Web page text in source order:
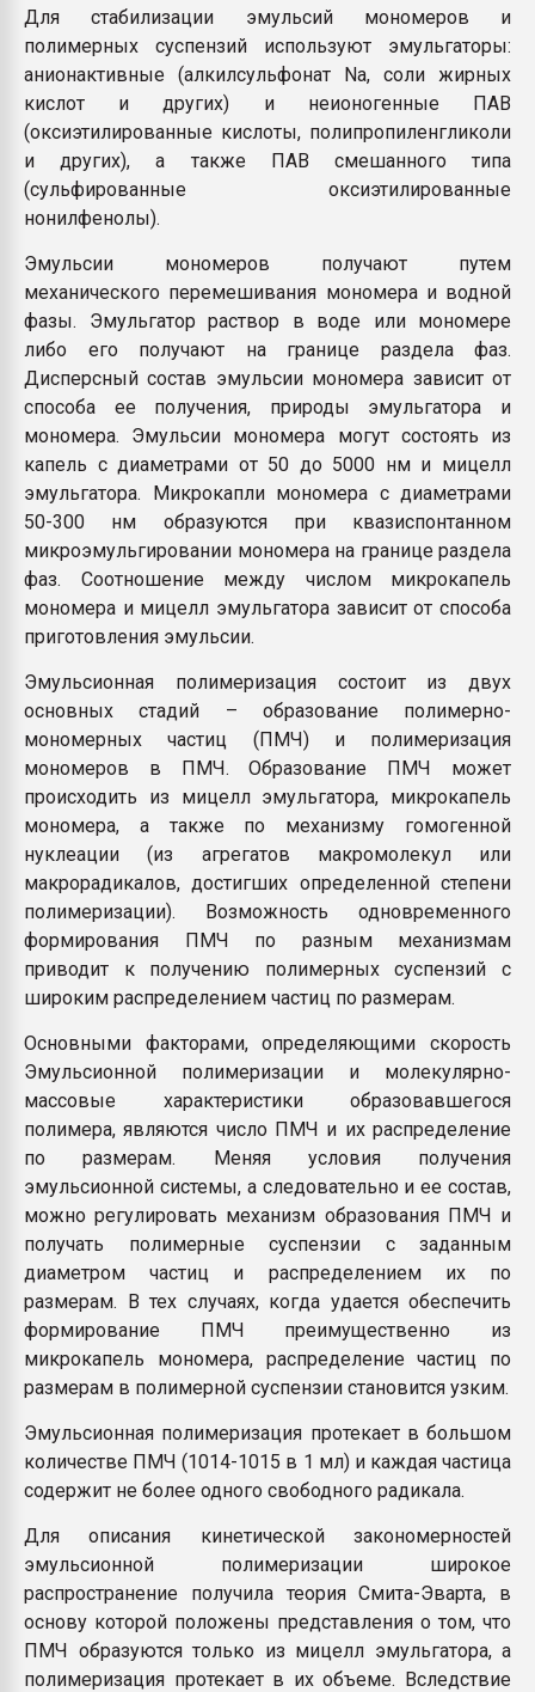
Для стабилизации эмульсий мономеров и
полимерных суспензий используют эмульгаторы:
анионактивные (алкилсульфонат Na, соли жирных
кислот и других) и неионогенные ПАВ
(оксиэтилированные кислоты, полипропиленгликоли
и других), а также ПАВ смешанного типа
(сульфированные оксиэтилированные
нонилфенолы).
Эмульсии мономеров получают путем
механического перемешивания мономера и водной
фазы. Эмульгатор раствор в воде или мономере
либо его получают на границе раздела фаз.
Дисперсный состав эмульсии мономера зависит от
способа ее получения, природы эмульгатора и
мономера. Эмульсии мономера могут состоять из
капель с диаметрами от 50 до 5000 нм и мицелл
эмульгатора. Микрокапли мономера с диаметрами
50-300 нм образуются при квазиспонтанном
микроэмульгировании мономера на границе раздела
фаз. Соотношение между числом микрокапель
мономера и мицелл эмульгатора зависит от способа
приготовления эмульсии.
Эмульсионная полимеризация состоит из двух
основных стадий – образование полимерно-
мономерных частиц (ПМЧ) и полимеризация
мономеров в ПМЧ. Образование ПМЧ может
происходить из мицелл эмульгатора, микрокапель
мономера, а также по механизму гомогенной
нуклеации (из агрегатов макромолекул или
макрорадикалов, достигших определенной степени
полимеризации). Возможность одновременного
формирования ПМЧ по разным механизмам
приводит к получению полимерных суспензий с
широким распределением частиц по размерам.
Основными факторами, определяющими скорость
Эмульсионной полимеризации и молекулярно-
массовые характеристики образовавшегося
полимера, являются число ПМЧ и их распределение
по размерам. Меняя условия получения
эмульсионной системы, а следовательно и ее состав,
можно регулировать механизм образования ПМЧ и
получать полимерные суспензии с заданным
диаметром частиц и распределением их по
размерам. В тех случаях, когда удается обеспечить
формирование ПМЧ преимущественно из
микрокапель мономера, распределение частиц по
размерам в полимерной суспензии становится узким.
Эмульсионная полимеризация протекает в большом
количестве ПМЧ (1014-1015 в 1 мл) и каждая частица
содержит не более одного свободного радикала.
Для описания кинетической закономерностей
эмульсионной полимеризации широкое
распространение получила теория Смита-Эварта, в
основу которой положены представления о том, что
ПМЧ образуются только из мицелл эмульгатора, а
полимеризация протекает в их объеме. Вследствие